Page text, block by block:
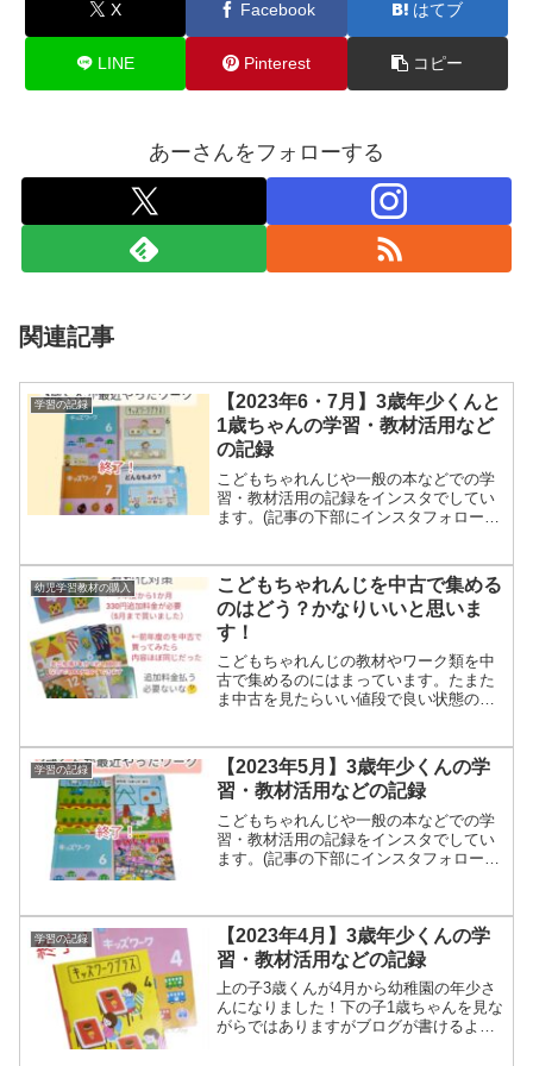
X Facebook はてブ
LINE Pinterest コピー
あーさんをフォローする
関連記事
学習の記録
【2023年6・7月】3歳年少くんと
1歳ちゃんの学習・教材活用など
の記録
こどもちゃれんじや一般の本などでの学
習・教材活用の記録をインスタでしてい
ます。(記事の下部にインスタフォローボ
容をまとめとして残しておきます。1歳の
知育・指先の運動 ...
幼児学習教材の購入
こどもちゃれんじを中古で集める
のはどう？かなりいいと思いま
す！
こどもちゃれんじの教材やワーク類を中
古で集めるのにはまっています。たまた
ま中古を見たらいい値段で良い状態のも
を中古で揃えて1冊あたり387円こどもち
ゃれんじを中古で買う...
学習の記録
【2023年5月】3歳年少くんの学
習・教材活用などの記録
こどもちゃれんじや一般の本などでの学
習・教材活用の記録をインスタでしてい
ます。(記事の下部にインスタフォローボ
容をまとめとして残しておきます。学習
記録 めばえ2冊ワー...
学習の記録
【2023年4月】3歳年少くんの学
習・教材活用などの記録
上の子3歳くんが4月から幼稚園の年少さ
んになりました！下の子1歳ちゃんを見な
がらではありますがブログが書けるよう